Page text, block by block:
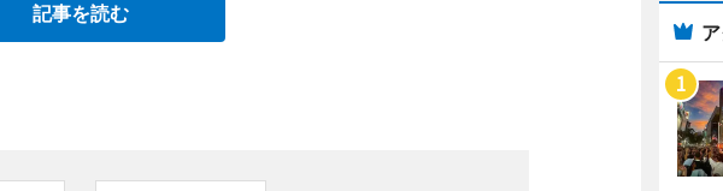
記事を読む